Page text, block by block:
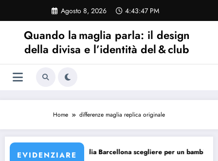
contenuto
Agosto 8, 2026 4:43:47 PM
Quando la maglia parla: il design
della divisa e l’identità del & club
Home differenze maglia replica originale
EVIDENZIARE
Barcellona? Quale maglia Barcellona scegliere per un bambino?